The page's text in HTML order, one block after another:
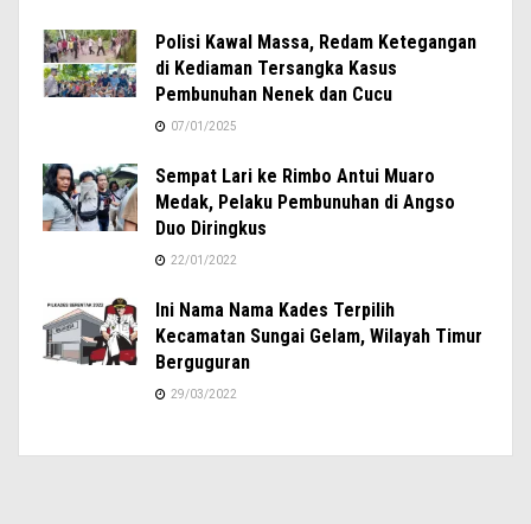
Polisi Kawal Massa, Redam Ketegangan
di Kediaman Tersangka Kasus
Pembunuhan Nenek dan Cucu
07/01/2025
Sempat Lari ke Rimbo Antui Muaro
Medak, Pelaku Pembunuhan di Angso
Duo Diringkus
22/01/2022
Ini Nama Nama Kades Terpilih
Kecamatan Sungai Gelam, Wilayah Timur
Berguguran
29/03/2022